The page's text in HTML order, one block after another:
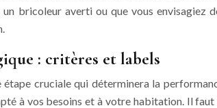
bricoleur averti ou que vous
: critères et labels
étape cruciale qui déterminera la
à vos besoins et à votre habitation. Il